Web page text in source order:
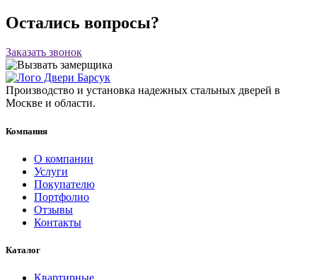
Остались вопросы?
Заказать звонок
Производство и установка надежных стальных дверей в
Москве и области.
Компания
О компании
Услуги
Покупателю
Портфолио
Отзывы
Контакты
Каталог